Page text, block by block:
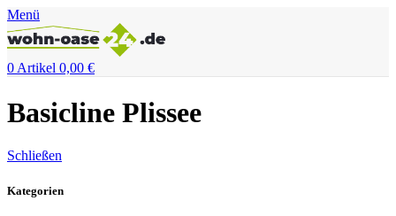
Menü
0Artikel 0,00 €
Basicline Plissee
Schließen
Kategorien